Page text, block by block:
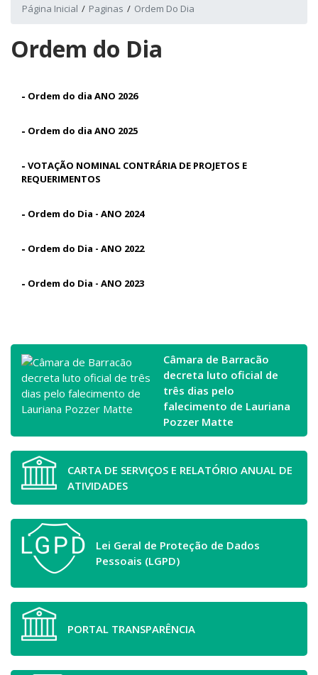
Página Inicial Paginas Ordem Do Dia
Ordem do Dia
- Ordem do dia ANO 2026
- Ordem do dia ANO 2025
- VOTAÇÃO NOMINAL CONTRÁRIA DE PROJETOS E
REQUERIMENTOS
- Ordem do Dia - ANO 2024
- Ordem do Dia - ANO 2022
- Ordem do Dia - ANO 2023
Câmara de Barracão
decreta luto oficial de
três dias pelo
falecimento de Lauriana
Pozzer Matte
CARTA DE SERVIÇOS E RELATÓRIO ANUAL DE
ATIVIDADES
Lei Geral de Proteção de Dados
Pessoais (LGPD)
PORTAL TRANSPARÊNCIA